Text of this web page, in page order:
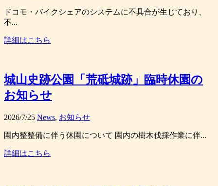
ドコモ・バイクシェアのシステムに不具合が生じており、
不...
詳細はこちら
城山史跡公園「荒砥城跡」臨時休園の
お知らせ
2026/7/25 News, お知らせ
園内整整備に伴う休園について 園内の樹木伐採作業に伴...
詳細はこちら